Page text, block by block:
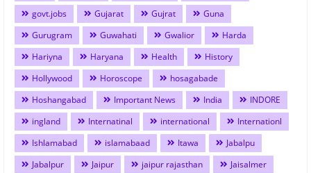
govt.jobs
Gujarat Gujrat
Guna
Gurugram
Guwahati Gwalior
Harda
Hariyna
Haryana Health
History
Hollywood
Horoscope
hosagabade
Hoshangabad
Important News India
INDORE
ingland
Internatinal international
Internationl
Ishlamabad
islamabaad Itawa
Jabalpu
Jabalpur
Jaipur jaipur rajasthan
Jaisalmer